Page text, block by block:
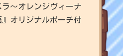
～オレンジヴィーナ
オリジナルポーチ付